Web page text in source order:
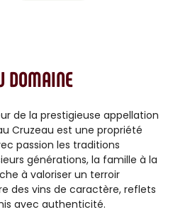
DOMAINE
de la prestigieuse appellation
Cruzeau est une propriété
passion les traditions
générations, la famille à la
à valoriser un terroir
des vins de caractère, reflets
avec authenticité.